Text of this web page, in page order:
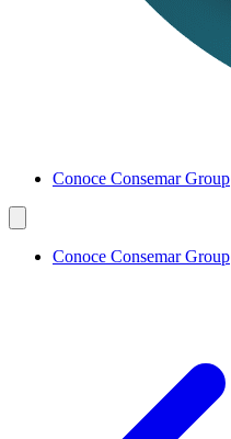
Conoce Consemar Group
Conoce Consemar Group